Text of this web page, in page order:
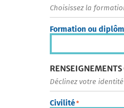
Choisissez la
Formation ou
Déclinez votre
Civilité*